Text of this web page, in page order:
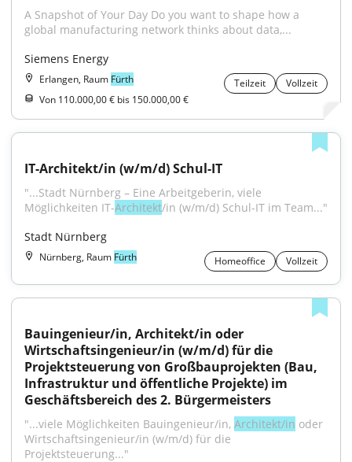
A Snapshot of Your Day Do you want to shape how a
global manufacturing network thinks about data,...
Siemens Energy
Erlangen, Raum Fürth Teilzeit
Vollzeit
Von 110.000,00 € bis 150.000,00 €
IT-Architekt/in (w/m/d) Schul-IT
"...Stadt Nürnberg – Eine Arbeitgeberin, viele
Möglichkeiten IT-Architekt/in (w/m/d) Schul-IT im Team..."
Stadt Nürnberg
Nürnberg, Raum Fürth Homeoffice Vollzeit
Bauingenieur/in, Architekt/in oder
Wirtschaftsingenieur/in (w/m/d) für die
Projektsteuerung von Großbauprojekten (Bau,
Infrastruktur und öffentliche Projekte) im
Geschäftsbereich des 2. Bürgermeisters
"...viele Möglichkeiten Bauingenieur/in, Architekt/in oder
Wirtschaftsingenieur/in (w/m/d) für die
Projektsteuerung..."